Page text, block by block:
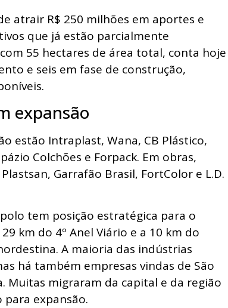
atrair R$ 250 milhões em aportes e
que já estão parcialmente
55 hectares de área total, conta hoje
e seis em fase de construção,
expansão
estão Intraplast, Wana, CB Plástico,
Colchões e Forpack. Em obras,
Garrafão Brasil, FortColor e L.D.
tem posição estratégica para o
km do 4º Anel Viário e a 10 km do
A maioria das indústrias
há também empresas vindas de São
Muitas migraram da capital e da região
expansão.